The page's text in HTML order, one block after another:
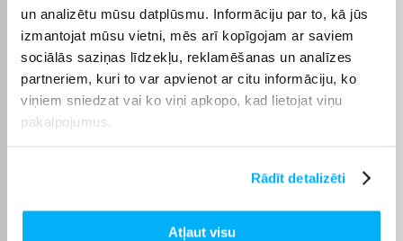
un analizētu mūsu datplūsmu. Informāciju par to, kā jūs
izmantojat mūsu vietni, mēs arī kopīgojam ar saviem
sociālās saziņas līdzekļu, reklamēšanas un analīzes
partneriem, kuri to var apvienot ar citu informāciju, ko
viņiem sniedzat vai ko viņi apkopo, kad lietojat viņu
pakalpojumus.
Rādīt detalizēti
Atļaut visu
Komplektēšanas valsts Čehija
Augstums 45 mm
Platums
157 mm
0.154